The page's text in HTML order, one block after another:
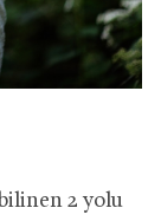
2 yolu